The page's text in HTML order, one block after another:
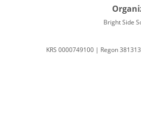
Bright Side
KRS 0000749100 | Regon